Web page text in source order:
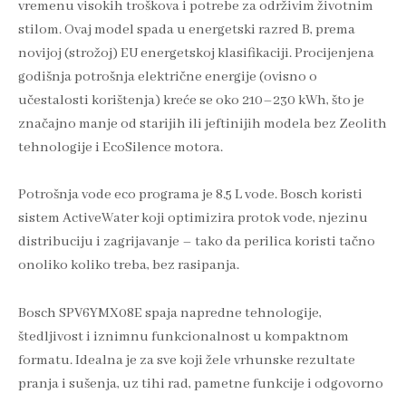
vremenu visokih troškova i potrebe za održivim životnim
stilom. Ovaj model spada u energetski razred B, prema
novijoj (strožoj) EU energetskoj klasifikaciji. Procijenjena
godišnja potrošnja električne energije (ovisno o
učestalosti korištenja) kreće se oko 210–230 kWh, što je
značajno manje od starijih ili jeftinijih modela bez Zeolith
tehnologije i EcoSilence motora.
Potrošnja vode eco programa je 8.5 L vode. Bosch koristi
sistem ActiveWater koji optimizira protok vode, njezinu
distribuciju i zagrijavanje – tako da perilica koristi tačno
onoliko koliko treba, bez rasipanja.
Bosch SPV6YMX08E spaja napredne tehnologije,
štedljivost i iznimnu funkcionalnost u kompaktnom
formatu. Idealna je za sve koji žele vrhunske rezultate
pranja i sušenja, uz tihi rad, pametne funkcije i odgovorno